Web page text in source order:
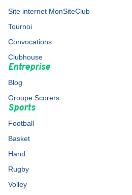
Site internet MonSiteClub
Tournoi
Convocations
Clubhouse
Entreprise
Blog
Groupe Scorers
Sports
Football
Basket
Hand
Rugby
Volley